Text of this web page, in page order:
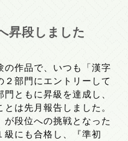
昇段しました
の作品で、いつも「漢字
部門にエントリーして
ともに昇級を達成し、
は先月報告しました。
段位への挑戦となった
にも合格し、『準初